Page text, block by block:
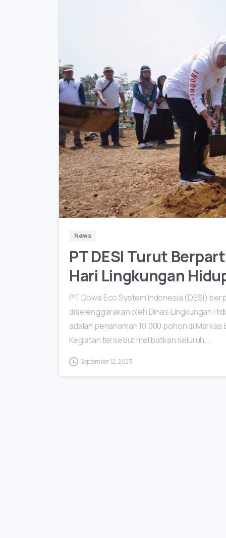
News
PT DESI Turut
Hari Lingkungan
PT Dowa Eco System Indonesia (DESI)
diselenggarakan oleh Dinas Lingkungan
adalah penanaman 10.000 pohon di
Kegiatan tersebut melibatkan seluruh...
September 12, 2023